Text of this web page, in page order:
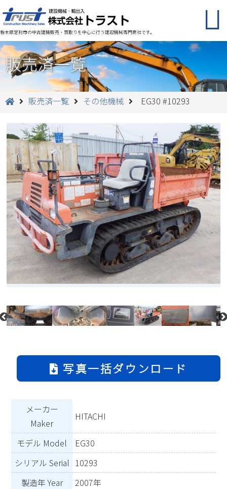
栃木県足利市の中古建機販売・買取りを中心に行う建設機械専門商社です。
販売済一覧
販売済一覧 その他機械 EG30 #10293
写真一括ダウンロード
メーカー
Maker
HITACHI
モデル Model
EG30
シリアル Serial 10293
製造年 Year
2007年